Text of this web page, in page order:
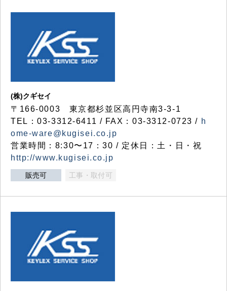
(株)クギセイ
〒166-0003 東京都杉並区高円寺南3-3-1
TEL：03-3312-6411 / FAX：03-3312-0723 / h
ome-ware@kugisei.co.jp
営業時間：8:30〜17：30 / 定休日：土・日・祝
http://www.kugisei.co.jp
販売可 工事・取付可